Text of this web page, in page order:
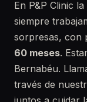
En P&P Clinic la
siempre
sorpresas, con
60 meses.
Bernabéu.
través de